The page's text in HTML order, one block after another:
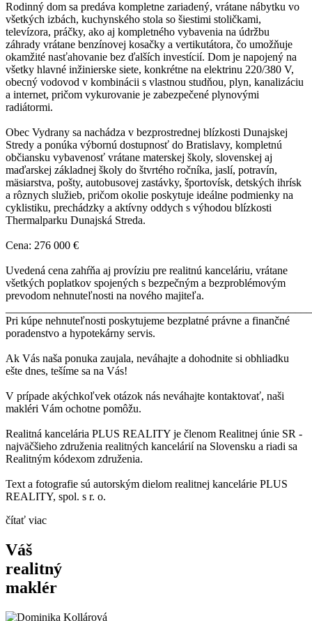
Rodinný dom sa predáva kompletne zariadený, vrátane nábytku vo
všetkých izbách, kuchynského stola so šiestimi stoličkami,
televízora, práčky, ako aj kompletného vybavenia na údržbu
záhrady vrátane benzínovej kosačky a vertikutátora, čo umožňuje
okamžité nasťahovanie bez ďalších investícií. Dom je napojený na
všetky hlavné inžinierske siete, konkrétne na elektrinu 220/380 V,
obecný vodovod v kombinácii s vlastnou studňou, plyn, kanalizáciu
a internet, pričom vykurovanie je zabezpečené plynovými
radiátormi.
Obec Vydrany sa nachádza v bezprostrednej blízkosti Dunajskej
Stredy a ponúka výbornú dostupnosť do Bratislavy, kompletnú
občiansku vybavenosť vrátane materskej školy, slovenskej aj
maďarskej základnej školy do štvrtého ročníka, jaslí, potravín,
mäsiarstva, pošty, autobusovej zastávky, športovísk, detských ihrísk
a rôznych služieb, pričom okolie poskytuje ideálne podmienky na
cyklistiku, prechádzky a aktívny oddych s výhodou blízkosti
Thermalparku Dunajská Streda.
Cena: 276 000 €
Uvedená cena zahŕňa aj províziu pre realitnú kanceláriu, vrátane
všetkých poplatkov spojených s bezpečným a bezproblémovým
prevodom nehnuteľnosti na nového majiteľa.
Pri kúpe nehnuteľnosti poskytujeme bezplatné právne a finančné
poradenstvo a hypotekárny servis.
Ak Vás naša ponuka zaujala, neváhajte a dohodnite si obhliadku
ešte dnes, tešíme sa na Vás!
V prípade akýchkoľvek otázok nás neváhajte kontaktovať, naši
makléri Vám ochotne pomôžu.
Realitná kancelária PLUS REALITY je členom Realitnej únie SR -
najväčšieho združenia realitných kancelárií na Slovensku a riadi sa
Realitným kódexom združenia.
Text a fotografie sú autorským dielom realitnej kancelárie PLUS
REALITY, spol. s r. o.
čítať viac
Váš
realitný
maklér